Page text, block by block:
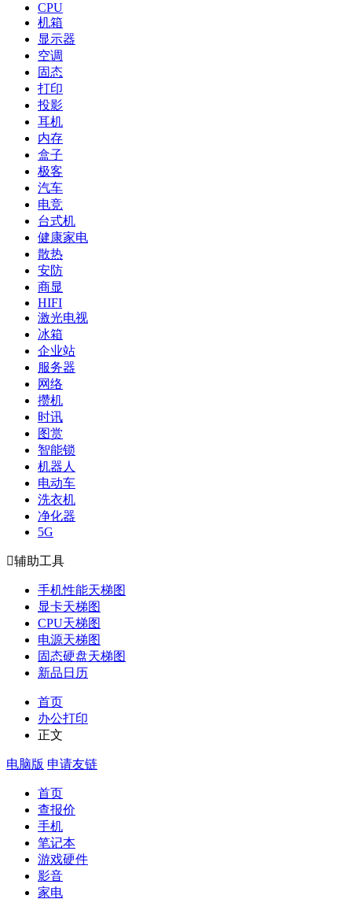
CPU
机箱
显示器
空调
固态
打印
投影
耳机
内存
盒子
极客
汽车
电竞
台式机
健康家电
散热
安防
商显
HIFI
激光电视
冰箱
企业站
服务器
网络
攒机
时讯
图赏
智能锁
机器人
电动车
洗衣机
净化器
5G
辅助工具
手机性能天梯图
显卡天梯图
CPU天梯图
电源天梯图
固态硬盘天梯图
新品日历
首页
办公打印
正文
电脑版 申请友链
首页
查报价
手机
笔记本
游戏硬件
影音
家电